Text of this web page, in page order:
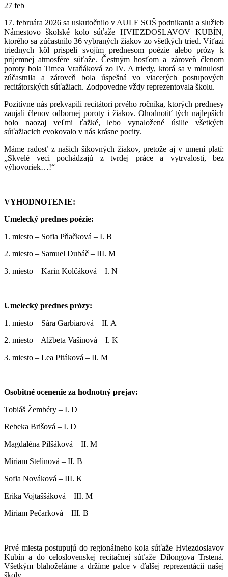
27 feb
17. februára 2026 sa uskutočnilo v AULE SOŠ podnikania a služieb
Námestovo školské kolo súťaže HVIEZDOSLAVOV KUBÍN,
ktorého sa zúčastnilo 36 vybraných žiakov zo všetkých tried. Víťazi
triednych kôl prispeli svojím prednesom poézie alebo prózy k
príjemnej atmosfére súťaže. Čestným hosťom a zároveň členom
poroty bola Timea Vraňáková zo IV. A triedy, ktorá sa v minulosti
zúčastnila a zároveň bola úspešná vo viacerých postupových
recitátorských súťažiach. Zodpovedne vždy reprezentovala školu.
Pozitívne nás prekvapili recitátori prvého ročníka, ktorých prednesy
zaujali členov odbornej poroty i žiakov. Ohodnotiť tých najlepších
bolo naozaj veľmi ťažké, lebo vynaložené úsilie všetkých
súťažiacich evokovalo v nás krásne pocity.
Máme radosť z našich šikovných žiakov, pretože aj v umení platí:
„Skvelé veci pochádzajú z tvrdej práce a vytrvalosti, bez
výhovoriek…!“
VYHODNOTENIE:
Umelecký prednes poézie:
1. miesto – Sofia Pňačková – I. B
2. miesto – Samuel Dubáč – III. M
3. miesto – Karin Kolčáková – I. N
Umelecký prednes prózy:
1. miesto – Sára Garbiarová – II. A
2. miesto – Alžbeta Vašinová – I. K
3. miesto – Lea Pitáková – II. M
Osobitné ocenenie za hodnotný prejav:
Tobiáš Žembéry – I. D
Rebeka Brišová – I. D
Magdaléna Pilšáková – II. M
Miriam Stelinová – II. B
Sofia Nováková – III. K
Erika Vojtaššáková – III. M
Miriam Pečarková – III. B
Prvé miesta postupujú do regionálneho kola súťaže Hviezdoslavov
Kubín a do celoslovenskej recitačnej súťaže Dilongova Trstená.
Všetkým blahoželáme a držíme palce v ďalšej reprezentácii našej
školy.